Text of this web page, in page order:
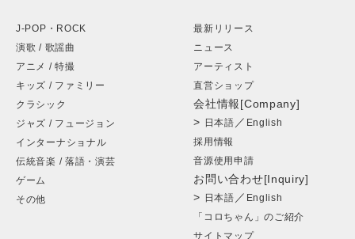
J-POP・ROCK
演歌 / 歌謡曲
アニメ / 特撮
キッズ / ファミリー
クラシック
ジャズ / フュージョン
インターナショナル
伝統音楽 / 落語・演芸
ゲーム
その他
最新リリース
ニュース
アーティスト
直営ショップ
会社情報[Company]
> 日本語 ／ English
採用情報
音源使用申請
お問い合わせ[Inquiry]
> 日本語 ／ English
「コロちゃん」のご紹介
サイトマップ